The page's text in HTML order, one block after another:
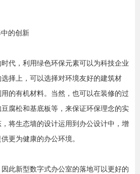
的创新
代，利用绿色环保元素可以为科技企业
择上，可以选择对环境友好的建筑材
的有机材料。当然，也可以在装修的过
腐松和基底板等，来保证环保理念的实
将生态墙的设计运用到办公设计中，增
更为健康的办公环境。
此新型数字式办公室的落地可以更好的